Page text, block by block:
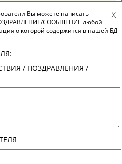
деятельности
Вы можете написать
СООБЩЕНИЕ любой
о которой содержится в нашей БД
/ ПОЗДРАВЛЕНИЯ /